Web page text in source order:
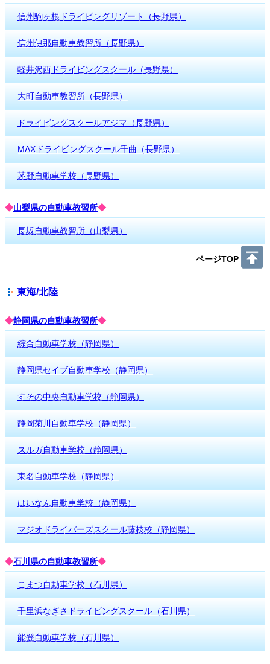
信州駒ヶ根ドライビングリゾート（長野県）
信州伊那自動車教習所（長野県）
軽井沢西ドライビングスクール（長野県）
大町自動車教習所（長野県）
ドライビングスクールアジマ（長野県）
MAXドライビングスクール千曲（長野県）
茅野自動車学校（長野県）
◆山梨県の自動車教習所◆
長坂自動車教習所（山梨県）
ページTOP
東海/北陸
◆静岡県の自動車教習所◆
綜合自動車学校（静岡県）
静岡県セイブ自動車学校（静岡県）
すその中央自動車学校（静岡県）
静岡菊川自動車学校（静岡県）
スルガ自動車学校（静岡県）
東名自動車学校（静岡県）
はいなん自動車学校（静岡県）
マジオドライバーズスクール藤枝校（静岡県）
◆石川県の自動車教習所◆
こまつ自動車学校（石川県）
千里浜なぎさドライビングスクール（石川県）
能登自動車学校（石川県）